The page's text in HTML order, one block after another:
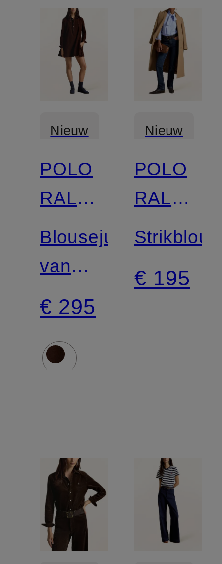
Nieuw
POLO
RALPH
LAUREN
Blousejurk
van
corduroy
€ 295
Nieuw
POLO
RALPH
LAUREN
€ 195